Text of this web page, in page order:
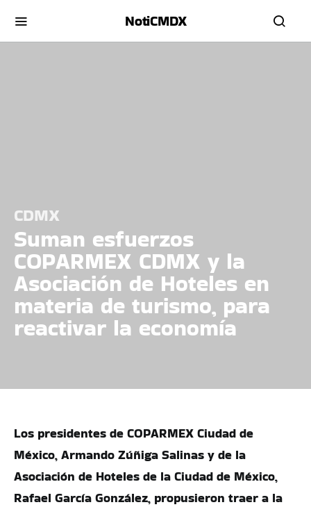
NotiCMDX
CDMX
Suman esfuerzos
COPARMEX CDMX y la
Asociación de Hoteles en
materia de turismo, para
reactivar la economía
Los presidentes de COPARMEX Ciudad de
México, Armando Zúñiga Salinas y de la
Asociación de Hoteles de la Ciudad de México,
Rafael García González, propusieron traer a la